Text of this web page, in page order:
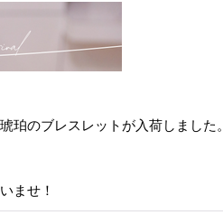
のブレスレットが入荷しました。
ませ！